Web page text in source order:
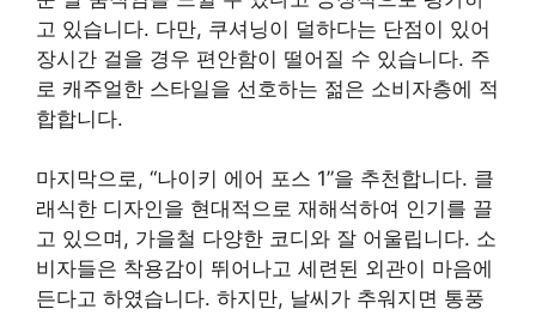
고 있습니다. 다만, 쿠셔닝이 덜하다는 단점이 있어
장시간 걸을 경우 편안함이 떨어질 수 있습니다. 주
로 캐주얼한 스타일을 선호하는 젊은 소비자층에 적
합합니다.
마지막으로, “나이키 에어 포스 1”을 추천합니다. 클
래식한 디자인을 현대적으로 재해석하여 인기를 끌
고 있으며, 가을철 다양한 코디와 잘 어울립니다. 소
비자들은 착용감이 뛰어나고 세련된 외관이 마음에
든다고 하였습니다. 하지만, 날씨가 추워지면 통풍